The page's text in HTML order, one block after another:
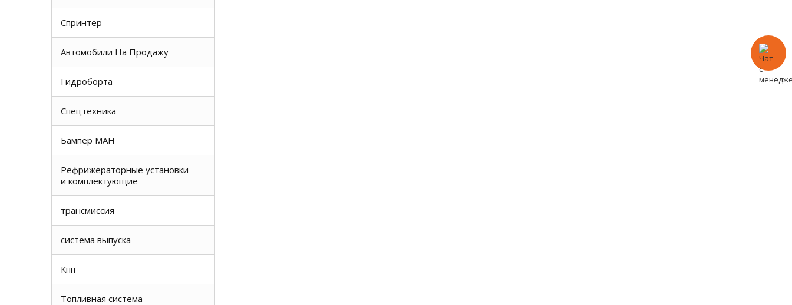
Спринтер
Автомобили На Продажу
Гидроборта
Спецтехника
Бампер МАН
Рефрижераторные установки
и комплектующие
трансмиссия
система выпуска
Кпп
Топливная система